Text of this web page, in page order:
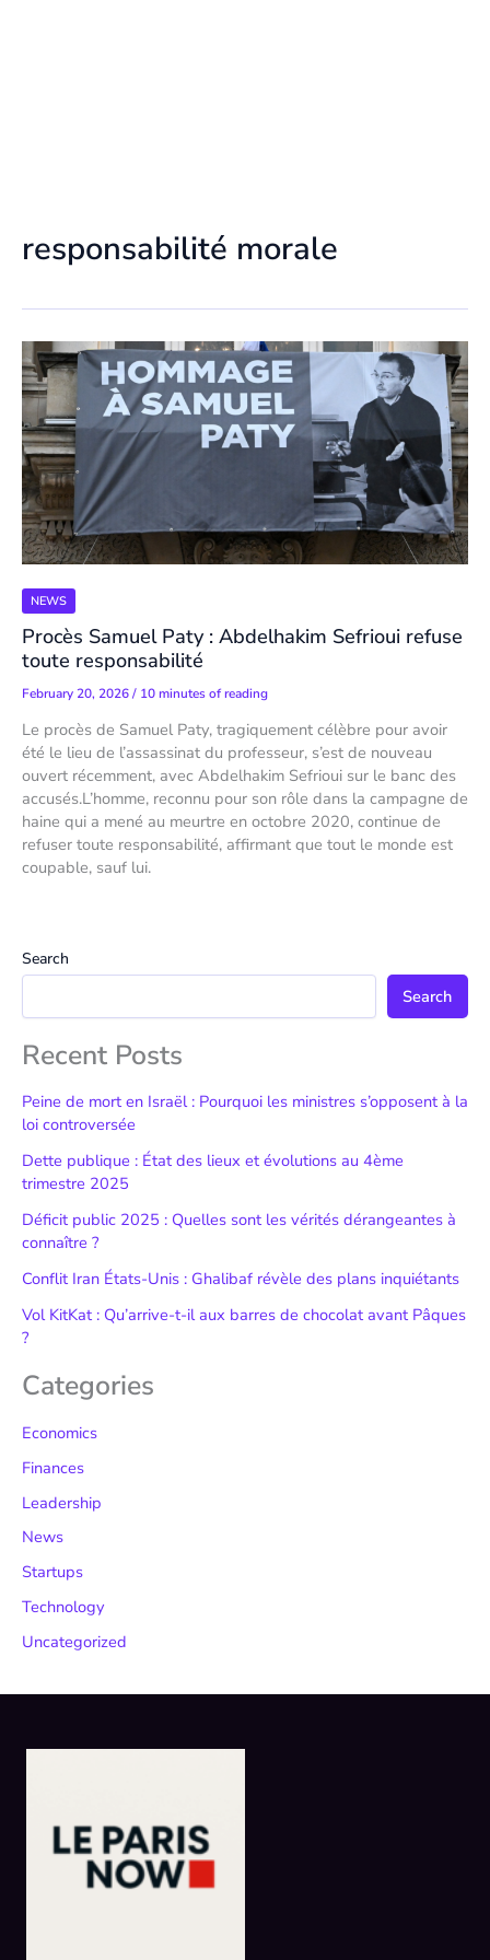
responsabilité morale
NEWS
Procès Samuel Paty : Abdelhakim Sefrioui refuse
toute responsabilité
February 20, 2026/ 10 minutes of reading
Le procès de Samuel Paty, tragiquement célèbre pour avoir
été le lieu de l’assassinat du professeur, s’est de nouveau
ouvert récemment, avec Abdelhakim Sefrioui sur le banc des
accusés.L’homme, reconnu pour son rôle dans la campagne de
haine qui a mené au meurtre en octobre 2020, continue de
refuser toute responsabilité, affirmant que tout le monde est
coupable, sauf lui.
Search
Search
Recent Posts
Peine de mort en Israël : Pourquoi les ministres s’opposent à la
loi controversée
Dette publique : État des lieux et évolutions au 4ème
trimestre 2025
Déficit public 2025 : Quelles sont les vérités dérangeantes à
connaître ?
Conflit Iran États-Unis : Ghalibaf révèle des plans inquiétants
Vol KitKat : Qu’arrive-t-il aux barres de chocolat avant Pâques
?
Categories
Economics
Finances
Leadership
News
Startups
Technology
Uncategorized